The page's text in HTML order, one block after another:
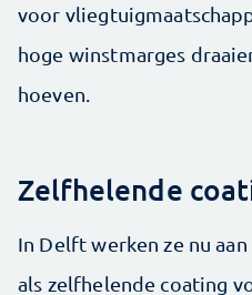
voor
hoge winstmarges
hoeven.
Zelfhelende
In Delft werken ze nu
als zelfhelende coating